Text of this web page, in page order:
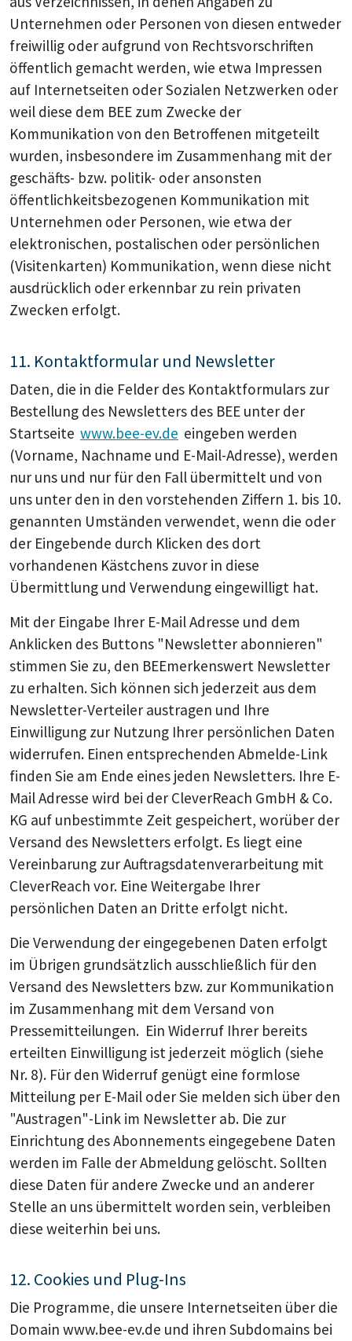
Unternehmen oder Personen von diesen entweder
freiwillig oder aufgrund von Rechtsvorschriften
öffentlich gemacht werden, wie etwa Impressen
auf Internetseiten oder Sozialen Netzwerken oder
weil diese dem BEE zum Zwecke der
Kommunikation von den Betroffenen mitgeteilt
wurden, insbesondere im Zusammenhang mit der
geschäfts- bzw. politik- oder ansonsten
öffentlichkeitsbezogenen Kommunikation mit
Unternehmen oder Personen, wie etwa der
elektronischen, postalischen oder persönlichen
(Visitenkarten) Kommunikation, wenn diese nicht
ausdrücklich oder erkennbar zu rein privaten
Zwecken erfolgt.
11. Kontaktformular und Newsletter
Daten, die in die Felder des Kontaktformulars zur
Bestellung des Newsletters des BEE unter der
Startseite www.bee-ev.de eingeben werden
(Vorname, Nachname und E-Mail-Adresse), werden
nur uns und nur für den Fall übermittelt und von
uns unter den in den vorstehenden Ziffern 1. bis 10.
genannten Umständen verwendet, wenn die oder
der Eingebende durch Klicken des dort
vorhandenen Kästchens zuvor in diese
Übermittlung und Verwendung eingewilligt hat.
Mit der Eingabe Ihrer E-Mail Adresse und dem
Anklicken des Buttons "Newsletter abonnieren"
stimmen Sie zu, den BEEmerkenswert Newsletter
zu erhalten. Sich können sich jederzeit aus dem
Newsletter-Verteiler austragen und Ihre
Einwilligung zur Nutzung Ihrer persönlichen Daten
widerrufen. Einen entsprechenden Abmelde-Link
finden Sie am Ende eines jeden Newsletters. Ihre E-
Mail Adresse wird bei der CleverReach GmbH & Co.
KG auf unbestimmte Zeit gespeichert, worüber der
Versand des Newsletters erfolgt. Es liegt eine
Vereinbarung zur Auftragsdatenverarbeitung mit
CleverReach vor. Eine Weitergabe Ihrer
persönlichen Daten an Dritte erfolgt nicht.
Die Verwendung der eingegebenen Daten erfolgt
im Übrigen grundsätzlich ausschließlich für den
Versand des Newsletters bzw. zur Kommunikation
im Zusammenhang mit dem Versand von
Pressemitteilungen. Ein Widerruf Ihrer bereits
erteilten Einwilligung ist jederzeit möglich (siehe
Nr. 8). Für den Widerruf genügt eine formlose
Mitteilung per E-Mail oder Sie melden sich über den
"Austragen"-Link im Newsletter ab. Die zur
Einrichtung des Abonnements eingegebene Daten
werden im Falle der Abmeldung gelöscht. Sollten
diese Daten für andere Zwecke und an anderer
Stelle an uns übermittelt worden sein, verbleiben
diese weiterhin bei uns.
12. Cookies und Plug-Ins
Die Programme, die unsere Internetseiten über die
Domain www.bee-ev.de und ihren Subdomains bei